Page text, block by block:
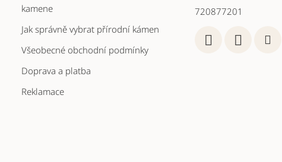
kamene
Jak správně vybrat přírodní kámen
Všeobecné obchodní podmínky
Doprava a platba
Reklamace
720877201